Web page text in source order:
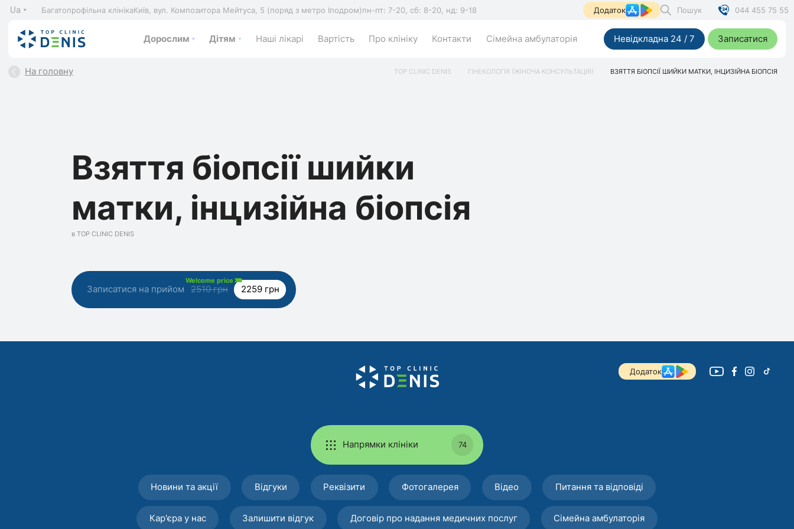
Ua Багатопрофільна клінікаКиїв, вул. Композитора Мейтуса, 5 (поряд з метро Іподром)пн-пт: 7-20, сб: 8-20, нд: 9-18 Додаток Пошук 044 455 75 55
Дорослим Дітям Наші лікарі Вартість Про клініку Контакти Сімейна амбулаторія Невідкладна 24 / 7 Записатися
На головну TOP CLINIC DENIS ГІНЕКОЛОГІЯ (ЖІНОЧА КОНСУЛЬТАЦІЯ) ВЗЯТТЯ БІОПСІЇ ШИЙКИ МАТКИ, ІНЦИЗІЙНА БІОПСІЯ
Взяття біопсії шийки
матки, інцизійна біопсія
в TOP CLINIC DENIS
Записатися на прийом
Welcome price
2510 грн 2259 грн
Додаток
Напрямки клініки 74
Новини та акції Відгуки Реквізити Фотогалерея Відео Питання та відповіді
Кар'єра у нас Залишити відгук Договір про надання медичних послуг Сімейна амбулаторія